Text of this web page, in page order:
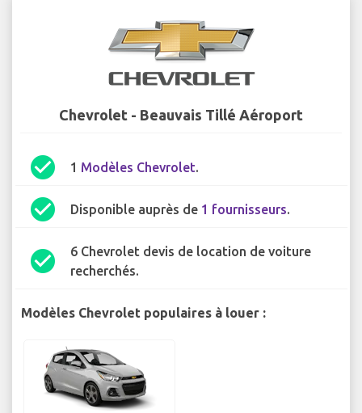
Chevrolet - Beauvais Tillé Aéroport
check_circle 1 Modèles Chevrolet.
check_circle Disponible auprès de 1 fournisseurs.
check_circle
6 Chevrolet devis de location de voiture
recherchés.
Modèles Chevrolet populaires à louer :